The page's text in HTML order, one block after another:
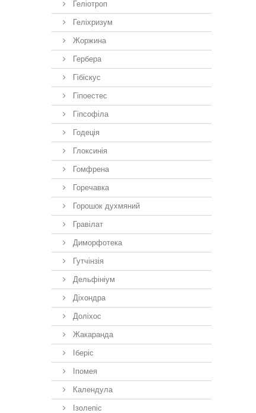
Геліотроп
Геліхризум
Жоржина
Гербера
Гібіскус
Гіпоестес
Гіпсофіла
Годеція
Глоксинія
Гомфрена
Горечавка
Горошок духмяний
Гравілат
Диморфотека
Гутчінзія
Дельфініум
Діхондра
Доліхос
Жакаранда
Іберiс
Іпомея
Календула
Ізолепіс